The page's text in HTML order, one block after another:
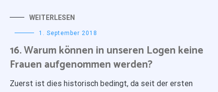
WEITERLESEN
1. September 2018
16. Warum können in unseren Logen keine
Frauen aufgenommen werden?
Zuerst ist dies historisch bedingt, da seit der ersten